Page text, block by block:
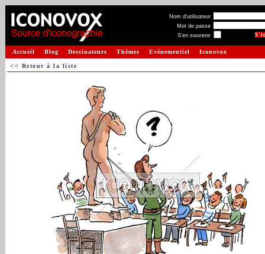
Nom d'utilisateur
Mot de passe
S'en souvenir
Accueil Blog Dessinateurs Thèmes Evénementiel Iconovox
<< Retour à la liste